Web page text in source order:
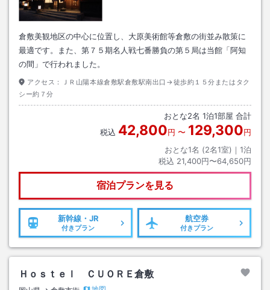
倉敷美観地区の中心に位置し、大原美術館等倉敷の街並み散策に
最適です。また、第７５期名人戦七番勝負の第５局は当館「阿知
の間」で行われました。
アクセス：
ＪＲ山陽本線倉敷駅倉敷駅南出口→徒歩約１５分またはタク
シー約７分
おとな2名 1泊1部屋 合計
税込 42,800円 〜 129,300円
おとな1名 (2名1室)｜ 1泊
税込 21,400円〜64,650円
宿泊プランを見る
新幹線・JR
付きプラン
航空券
付きプラン
Ｈｏｓｔｅｌ ＣＵＯＲＥ倉敷